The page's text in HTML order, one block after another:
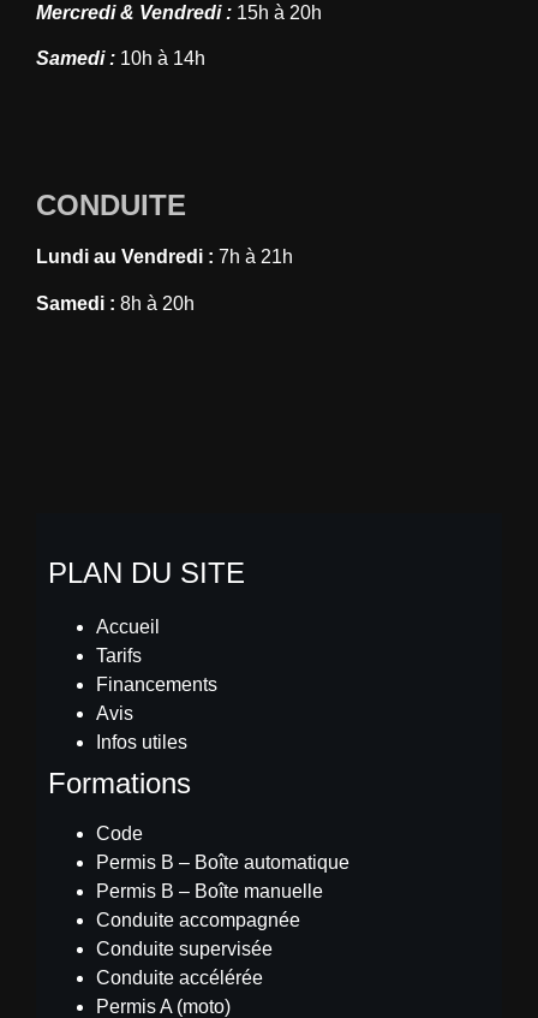
Mercredi & Vendredi : 15h à 20h
Samedi : 10h à 14h
CONDUITE
Lundi au Vendredi : 7h à 21h
Samedi : 8h à 20h
PLAN DU SITE
Accueil
Tarifs
Financements
Avis
Infos utiles
Formations
Code
Permis B – Boîte automatique
Permis B – Boîte manuelle
Conduite accompagnée
Conduite supervisée
Conduite accélérée
Permis A (moto)